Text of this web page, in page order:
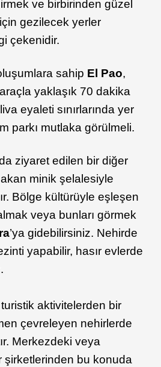
ve birbirinden güzel
gezilecek yerler
çekenidir.
sahip El Pao,
yaklaşık 70 dakika
eyaleti sınırlarında yer
parkı mutlaka görülmeli.
ziyaret edilen bir diğer
minik şelalesiyle
Bölge kültürüyle eşleşen
veya bunları görmek
’ya gidebilirsiniz. Nehirde
yapabilir, hasır evlerde
aktivitelerden bir
çevreleyen nehirlerde
Merkezdeki veya
şirketlerinden bu konuda